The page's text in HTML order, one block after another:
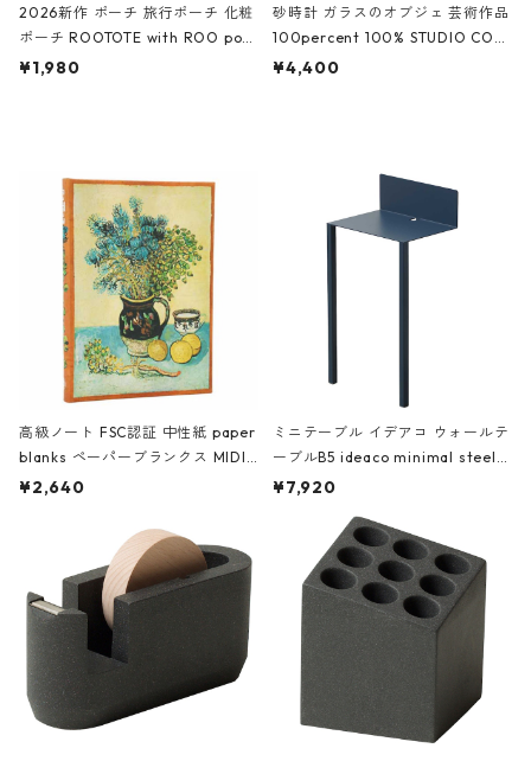
2026新作 ポーチ 旅行ポーチ 化粧
ポーチ ROOTOTE with ROO pou
ch 3532 ルートート WR.ポーチ.ラ
¥1,980
砂時計 ガラスのオブジェ 芸術作品
100percent 100% STUDIO COH
AKU Timeless 100パーセント ス
¥4,400
高級ノート FSC認証 中性紙 paper
blanks ペーパーブランクス MIDI
ハードカバー 罫線 ヴァン・ゴッホ
¥2,640
ミニテーブル イデアコ ウォールテ
ーブルB5 ideaco minimal steel f
urniture WALL Table B5 ネイビー
¥7,920